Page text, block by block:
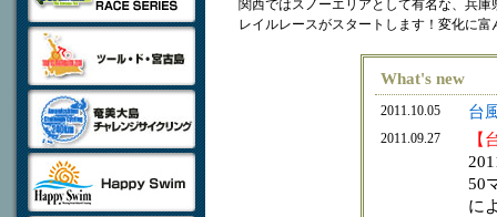
関西ではスノーエリアとして有名な、兵
レイルレースがスタートします！変化に
What's new
2011.10.05 台
2011.09.27
【
50
に